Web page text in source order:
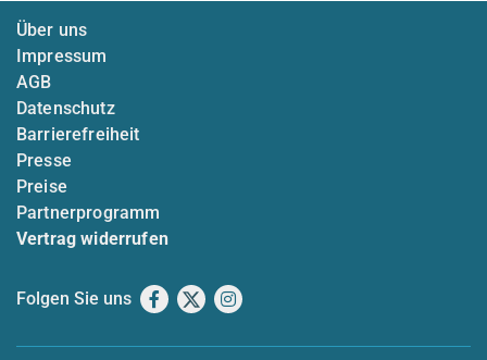
Über uns
Impressum
AGB
Datenschutz
Barrierefreiheit
Presse
Preise
Partnerprogramm
Vertrag widerrufen
Folgen Sie uns Facebook
X Instagram